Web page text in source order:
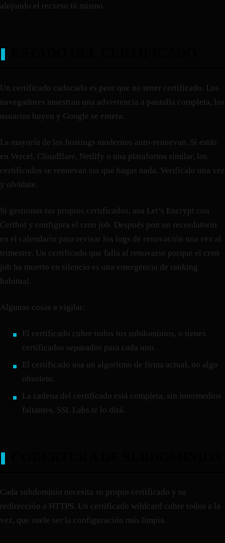
alojando el recurso tú mismo.
Un certificado caducado es peor que no tener certificado. Los
navegadores muestran una advertencia a pantalla completa, los
usuarios huyen y Google se entera.
La mayoría de los hostings modernos auto-renuevan. Si estás
en Vercel, Cloudflare, Netlify o una plataforma similar, los
certificados se renuevan sin que hagas nada. Verifícalo una vez
y olvídate.
Si gestionas tus propios certificados, usa Let’s Encrypt con
Certbot y configura el cron job. Después pon un recordatorio
en el calendario para revisar los logs de renovación una vez al
trimestre. Un certificado que falla al renovarse porque el cron
job ha muerto en silencio es una emergencia de ranking
habitual.
Algunas cosas a vigilar:
El certificado cubre todos tus subdominios, o tienes
certificados separados para cada uno.
El certificado usa un algoritmo de firma actual, no algo
obsoleto.
La cadena del certificado está completa, sin intermedios
faltantes. SSL Labs te lo dirá.
Cada subdominio necesita su propio certificado y su
redirección a HTTPS. Un certificado wildcard cubre todos a la
vez, que suele ser la configuración más limpia.